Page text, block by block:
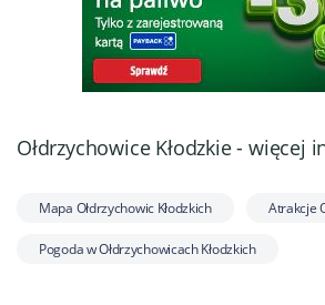
Ołdrzychowice Kłodzkie - więcej
Mapa Ołdrzychowic Kłodzkich Atrakcje
Pogoda w Ołdrzychowicach Kłodzkich